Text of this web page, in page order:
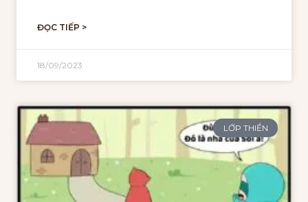
ĐỌC TIẾP >
18/09/2023
LỚP THIỀN